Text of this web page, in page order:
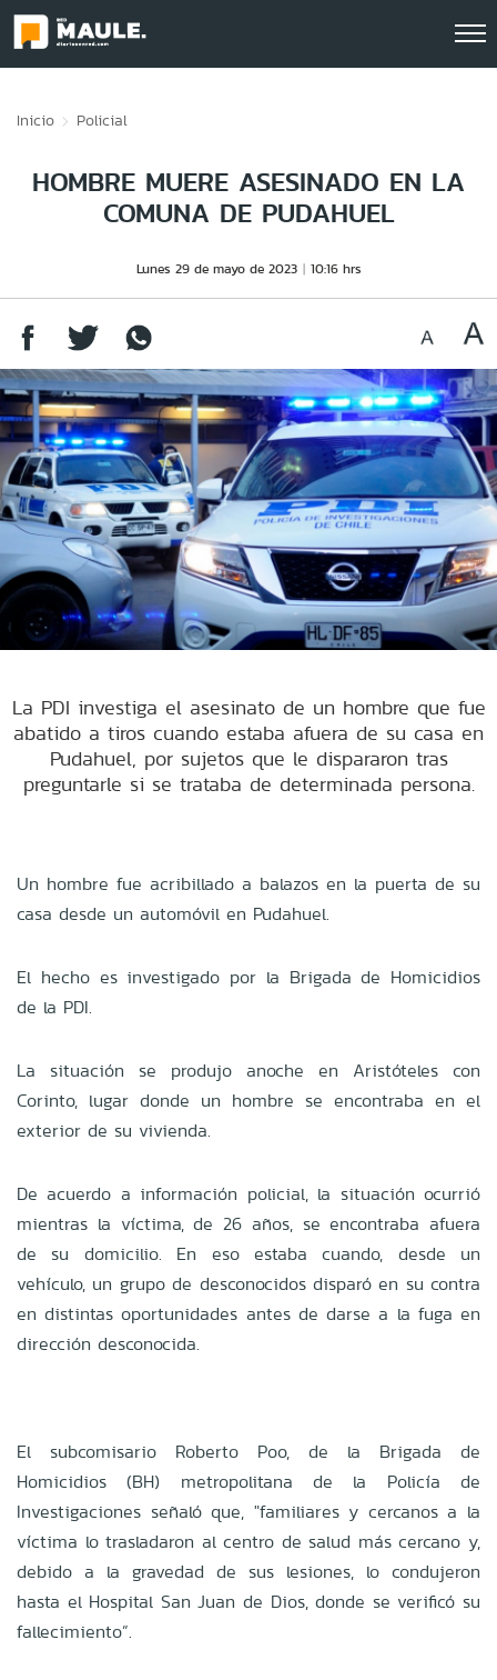
Inicio Policial
HOMBRE MUERE ASESINADO EN LA
COMUNA DE PUDAHUEL
Lunes 29 de mayo de 2023 10:16 hrs
La PDI investiga el asesinato de un hombre que fue
abatido a tiros cuando estaba afuera de su casa en
Pudahuel, por sujetos que le dispararon tras
preguntarle si se trataba de determinada persona.
Un hombre fue acribillado a balazos en la puerta de su
casa desde un automóvil en Pudahuel.
El hecho es investigado por la Brigada de Homicidios
de la PDI.
La situación se produjo anoche en Aristóteles con
Corinto, lugar donde un hombre se encontraba en el
exterior de su vivienda.
De acuerdo a información policial, la situación ocurrió
mientras la víctima, de 26 años, se encontraba afuera
de su domicilio. En eso estaba cuando, desde un
vehículo, un grupo de desconocidos disparó en su contra
en distintas oportunidades antes de darse a la fuga en
dirección desconocida.
El subcomisario Roberto Poo, de la Brigada de
Homicidios (BH) metropolitana de la Policía de
Investigaciones señaló que, "familiares y cercanos a la
víctima lo trasladaron al centro de salud más cercano y,
debido a la gravedad de sus lesiones, lo condujeron
hasta el Hospital San Juan de Dios, donde se verificó su
fallecimiento”.